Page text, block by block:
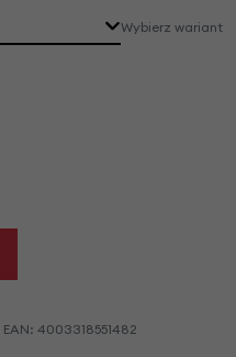
Wybierz wariant
EAN: 4003318551482